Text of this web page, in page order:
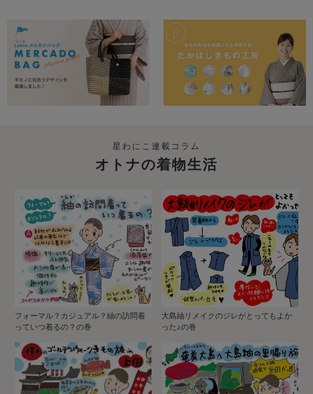
星わにこ連載コラム
オトナの着物生活
フォーマル？カジュアル？紬の訪問着
っていつ着るの？の巻
大島紬リメイクのジレがとってもよか
った♪の巻